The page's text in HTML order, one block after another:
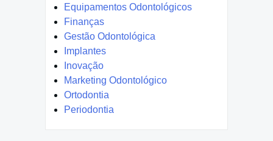
Equipamentos Odontológicos
Finanças
Gestão Odontológica
Implantes
Inovação
Marketing Odontológico
Ortodontia
Periodontia